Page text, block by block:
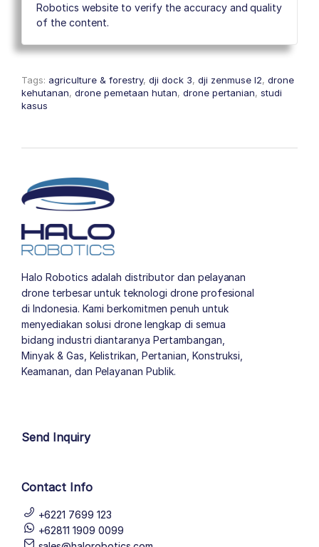
Robotics website to verify the accuracy and quality
of the content.
Tags: agriculture & forestry, dji dock 3, dji zenmuse l2, drone
kehutanan, drone pemetaan hutan, drone pertanian, studi
kasus
Halo Robotics adalah distributor dan pelayanan
drone terbesar untuk teknologi drone profesional
di Indonesia. Kami berkomitmen penuh untuk
menyediakan solusi drone lengkap di semua
bidang industri diantaranya Pertambangan,
Minyak & Gas, Kelistrikan, Pertanian, Konstruksi,
Keamanan, dan Pelayanan Publik.
Send Inquiry
Contact Info
+6221 7699 123
+62811 1909 0099